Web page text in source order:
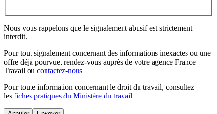
Nous vous rappelons que le signalement abusif est strictement
interdit.
Pour tout signalement concernant des informations inexactes ou une
offre déjà pourvue, rendez-vous auprès de votre agence France
Travail ou contactez-nous
Pour toute information concernant le droit du travail, consultez
les fiches pratiques du Ministère du travail